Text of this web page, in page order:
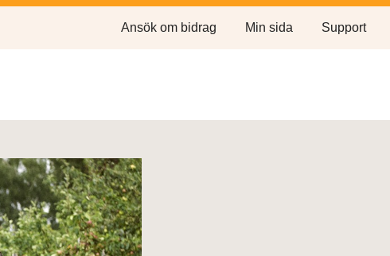
Ansök om bidrag Min sida Support